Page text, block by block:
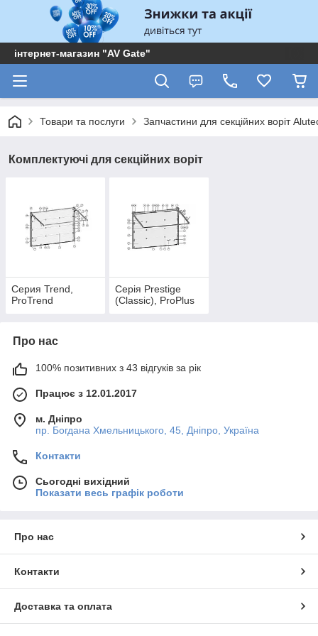
інтернет-магазин "AV Gate"
Товари та послуги Запчастини для секційних воріт
Комплектуючі для секційних воріт
Серия Trend,
ProTrend
Серія Prestige
(Classic), ProPlus
Про нас
100% позитивних з 43 відгуків за рік
Працює з 12.01.2017
м. Дніпро
пр. Богдана Хмельницького, 45, Дніпро, Україна
Контакти
Сьогодні вихідний
Показати весь графік роботи
Про нас
Контакти
Доставка та оплата